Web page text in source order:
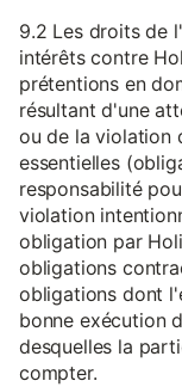
9.2 Les droits de
intérêts contre
prétentions en
résultant d'une
ou de la violation
essentielles
responsabilité
violation
obligation par
obligations
obligations dont
bonne exécution
desquelles la
compter.